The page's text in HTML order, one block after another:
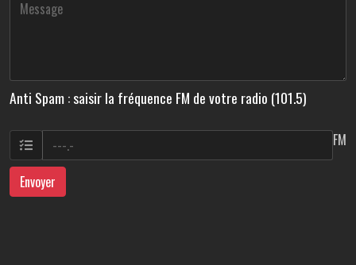
Anti Spam : saisir la fréquence FM de votre radio (101.5)
FM
Envoyer